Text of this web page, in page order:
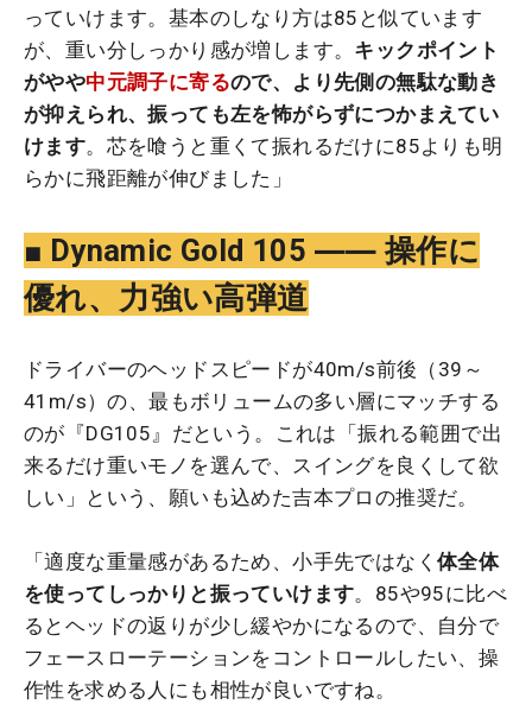
っていけます。基本のしなり方は85と似ています
が、重い分しっかり感が増します。 キックポイント
がやや中元調子に寄るので、より先側の無駄な動き
が抑えられ、振っても左を怖がらずにつかまえてい
けます。芯を喰うと重くて振れるだけに85よりも明
らかに飛距離が伸びました」
■ Dynamic Gold 105 ―― 操作に
優れ、力強い高弾道
ドライバーのヘッドスピードが40m/s前後（39～
41m/s）の、最もボリュームの多い層にマッチする
のが『DG105』だという。これは「振れる範囲で出
来るだけ重いモノを選んで、スイングを良くして欲
しい」という、願いも込めた吉本プロの推奨だ。
「適度な重量感があるため、小手先ではなく体全体
を使ってしっかりと振っていけます。85や95に比べ
るとヘッドの返りが少し緩やかになるので、自分で
フェースローテーションをコントロールしたい、操
作性を求める人にも相性が良いですね。